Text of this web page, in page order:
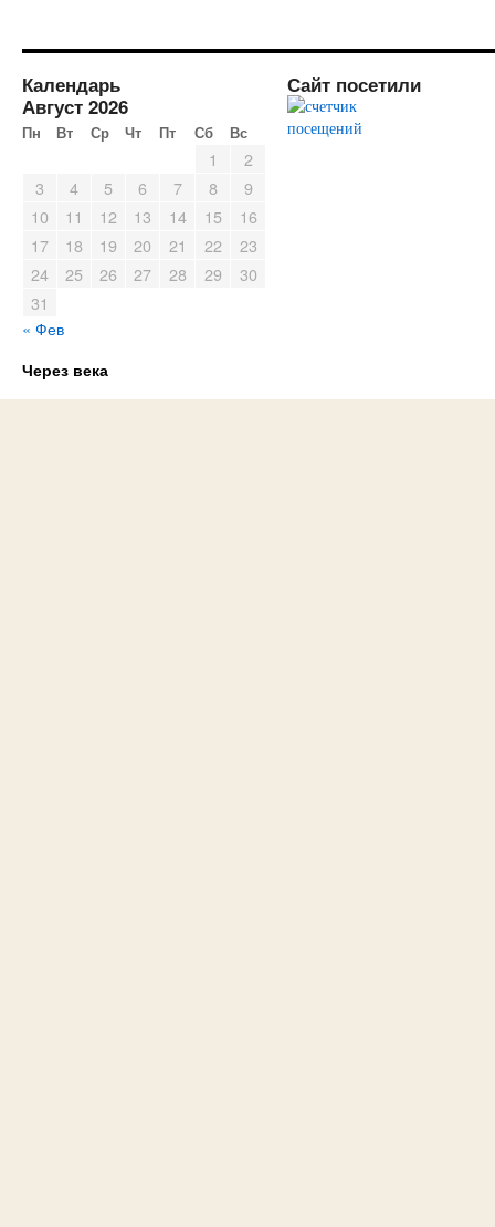
Календарь
Август 2026
Пн Вт Ср Чт Пт Сб Вс
1
2
3
4 5 6 7 8
9
10
11 12 13 14 15
16
17
18 19 20 21 22
23
24
25 26 27 28 29
30
31
« Фев
Сайт посетили
Через века